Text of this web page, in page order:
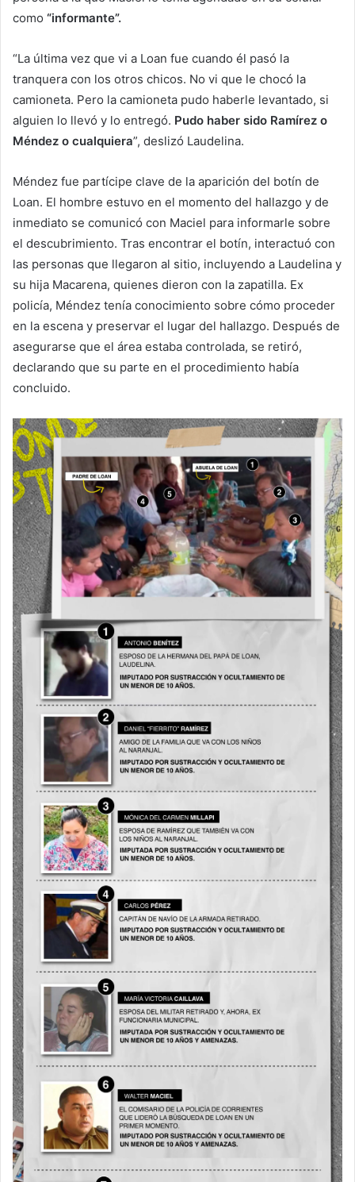
como “informante”.
“La última vez que vi a Loan fue cuando él pasó la
tranquera con los otros chicos. No vi que le chocó la
camioneta. Pero la camioneta pudo haberle levantado, si
alguien lo llevó y lo entregó. Pudo haber sido Ramírez o
Méndez o cualquiera”, deslizó Laudelina.
Méndez fue partícipe clave de la aparición del botín de
Loan. El hombre estuvo en el momento del hallazgo y de
inmediato se comunicó con Maciel para informarle sobre
el descubrimiento. Tras encontrar el botín, interactuó con
las personas que llegaron al sitio, incluyendo a Laudelina y
su hija Macarena, quienes dieron con la zapatilla. Ex
policía, Méndez tenía conocimiento sobre cómo proceder
en la escena y preservar el lugar del hallazgo. Después de
asegurarse que el área estaba controlada, se retiró,
declarando que su parte en el procedimiento había
concluido.